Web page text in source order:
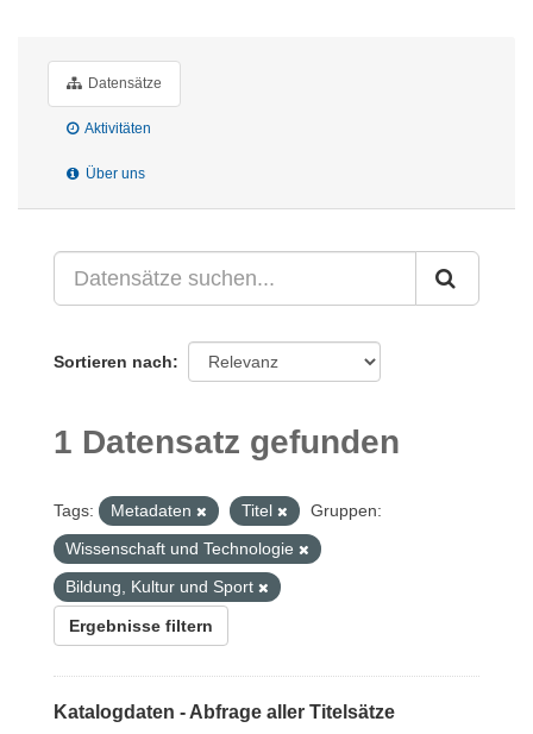
Datensätze
Aktivitäten
Über uns
Sortieren nach
1 Datensatz gefunden
Tags: Metadaten Titel
Gruppen:
Wissenschaft und Technologie
Bildung, Kultur und Sport
Ergebnisse filtern
Katalogdaten - Abfrage aller Titelsätze